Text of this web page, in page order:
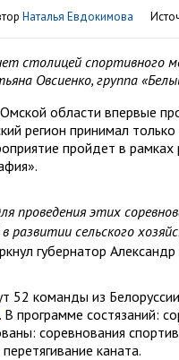
Наталья Евдокимова
столицей спортивного
Овсиенко, группа
области впервые
регион принимал
пройдет в
проведения этих
развитии сельского
губернатор Александр
52 команды из
. В программе состязаний:
соревнования
каната.